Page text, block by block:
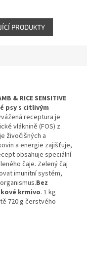
PRODUKTY
& RICE SENSITIVE
psys citlivým
receptura je
vláknině (FOS) z
živočišných a
a energie zajišťuje,
obsahuje speciální
čaje. Zelený čaj
imunitní systém,
Bez
krmivo. 1 kg
720 g čerstvého